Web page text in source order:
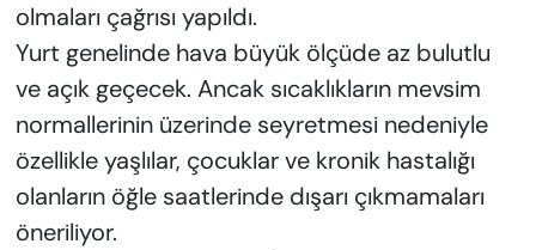
olmaları çağrısı yapıldı.
Yurt genelinde hava büyük ölçüde az bulutlu
ve açık geçecek. Ancak sıcaklıkların mevsim
normallerinin üzerinde seyretmesi nedeniyle
özellikle yaşlılar, çocuklar ve kronik hastalığı
olanların öğle saatlerinde dışarı çıkmamaları
öneriliyor.